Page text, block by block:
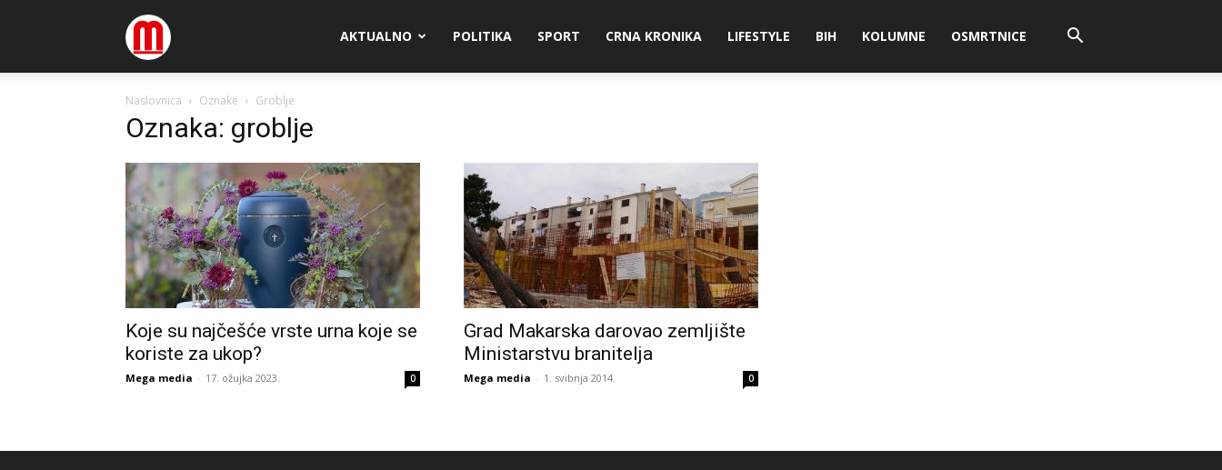
Megamedia AKTUALNO POLITIKA SPORT CRNA KRONIKA LIFESTYLE BIH KOLUMNE OSMRTNICE
Naslovnica Oznake Groblje
Oznaka: groblje
Koje su najčešće vrste urna koje se
koriste za ukop?
Mega media - 17. ožujka 2023. 0
Grad Makarska darovao zemljište
Ministarstvu branitelja
Mega media - 1. svibnja 2014. 0